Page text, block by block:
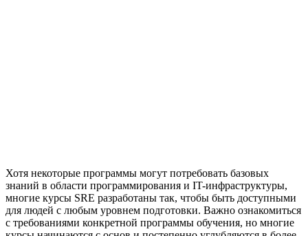
Хотя некоторые программы могут потребовать базовых
знаний в области программирования и IT-инфраструктуры,
многие курсы SRE разработаны так, чтобы быть доступными
для людей с любым уровнем подготовки. Важно ознакомиться
с требованиями конкретной программы обучения, но многие